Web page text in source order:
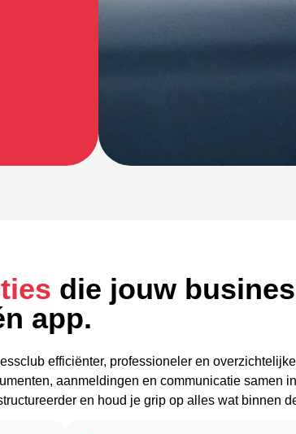
die jouw
app.
efficiënter, professioneler en
aanmeldingen en communicatie samen
en houd je grip op alles wat binnen